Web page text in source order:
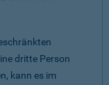
dritte Person
kann es im